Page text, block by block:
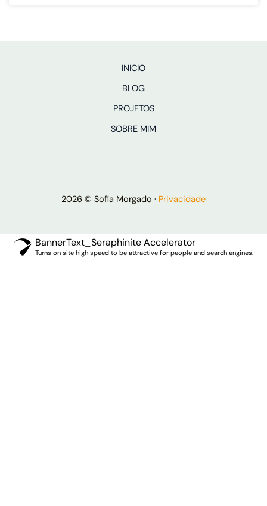
INICIO
BLOG
PROJETOS
SOBRE MIM
2026 © Sofia Morgado · Privacidade
BannerText_Seraphinite Accelerator
Turns on site high speed to be attractive for people and search engines.